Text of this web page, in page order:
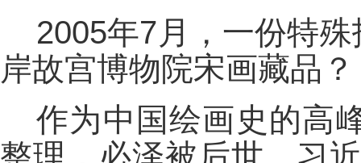
2005年7月，一份特
岸故宫博物院宋画藏品？
作为中国绘画史的高
整理，必泽被后世。习